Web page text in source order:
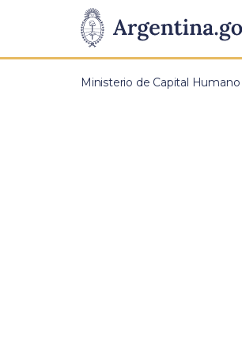
Presidencia
de
Pasar al contenido principal
Ministerio de Capital Humano